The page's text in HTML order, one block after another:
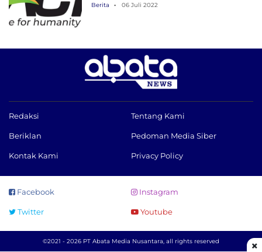
Berita 06 Juli 2022
Redaksi Tentang Kami
Beriklan Pedoman Media Siber
Kontak Kami Privacy Policy
Facebook Instagram
Twitter Youtube
©2021 - 2026 PT Abata Media Nusantara, all rights reserved ×